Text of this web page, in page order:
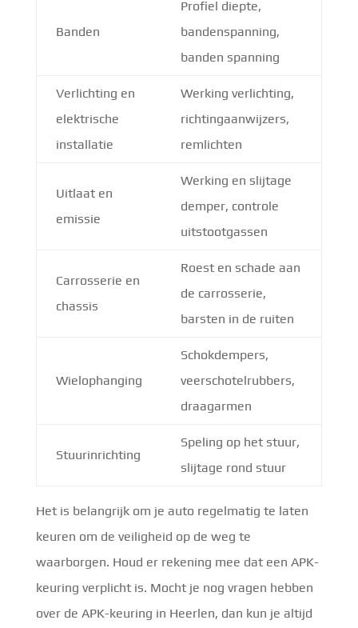
Banden
Profiel diepte,
bandenspanning,
banden spanning
Verlichting en
elektrische
installatie
Werking verlichting,
richtingaanwijzers,
remlichten
Uitlaat en
emissie
Werking en slijtage
demper, controle
uitstootgassen
Carrosserie en
chassis
Roest en schade aan
de carrosserie,
barsten in de ruiten
Wielophanging
Schokdempers,
veerschotelrubbers,
draagarmen
Stuurinrichting
Speling op het stuur,
slijtage rond stuur
Het is belangrijk om je auto regelmatig te laten
keuren om de veiligheid op de weg te
waarborgen. Houd er rekening mee dat een APK-
keuring verplicht is. Mocht je nog vragen hebben
over de APK-keuring in Heerlen, dan kun je altijd